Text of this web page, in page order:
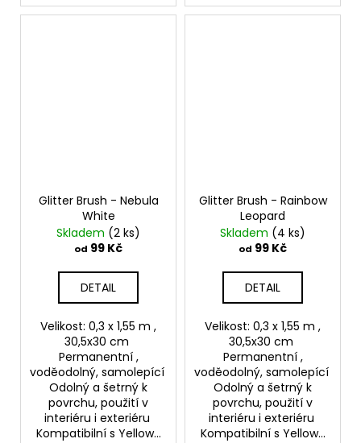
Glitter Brush - Nebula
White
Skladem (2 ks)
od 99 Kč
DETAIL
Velikost: 0,3 x 1,55 m ,
30,5x30 cm
Permanentní ,
voděodolný, samolepící
Odolný a šetrný k
povrchu, použití v
interiéru i exteriéru
Kompatibilní s Yellow...
Glitter Brush - Rainbow
Leopard
Skladem (4 ks)
od 99 Kč
DETAIL
Velikost: 0,3 x 1,55 m ,
30,5x30 cm
Permanentní ,
voděodolný, samolepící
Odolný a šetrný k
povrchu, použití v
interiéru i exteriéru
Kompatibilní s Yellow...